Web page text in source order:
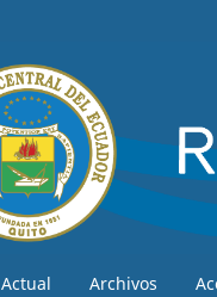
Actual Archivos